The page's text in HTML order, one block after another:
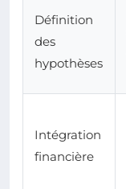
Définition
des
hypothèses
Intégration
financière